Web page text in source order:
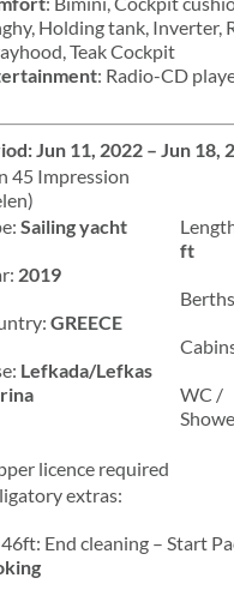
Holding tank, Inverter,
Teak Cockpit
: Radio-CD
Jun 11, 2022 – Jun 18,
45 Impression
Sailing yacht
2019
GREECE
Lefkada/Lefkas
ft
WC /
licence required
extras:
End cleaning – Start